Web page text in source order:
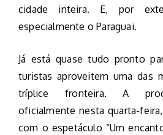
cidade inteira. E, por
especialmente o Paraguai.
Já está quase tudo pronto
turistas aproveitem uma das
tríplice fronteira. A
oficialmente nesta quarta-
com o espetáculo “Um